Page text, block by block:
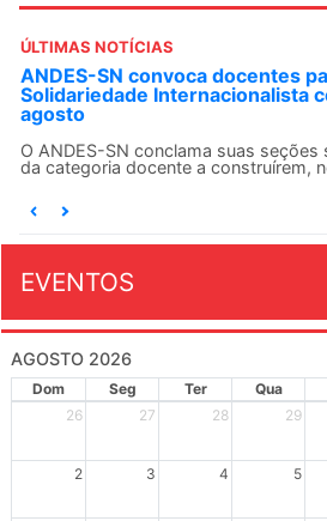
ÚLTIMAS NOTÍCIAS
ANDES-SN convoca docentes
Solidariedade Internacionalista
agosto
O ANDES-SN conclama suas seções
da categoria docente a construírem,
EVENTOS
AGOSTO 2026
Dom Seg Ter Qua
26
27 28 29
2 3 4 5